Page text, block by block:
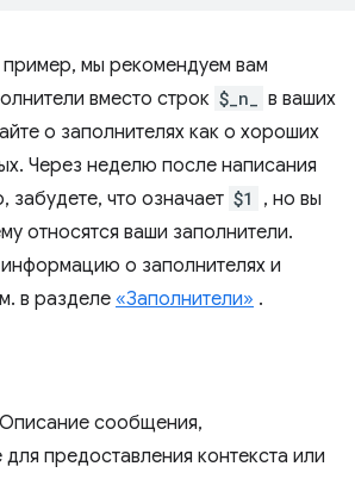
пример, мы рекомендуем вам
вместо строк $_n_
в ваших
о заполнителях как о хороших
Через неделю после написания
забудете, что означает $1
, но вы
относятся ваши заполнители.
о заполнителях и
в разделе«Заполнители» .
Описание сообщения,
предоставления контекста или